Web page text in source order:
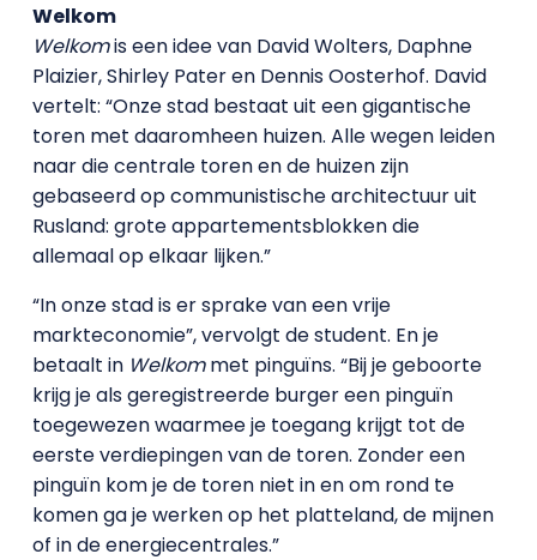
Welkom
Welkomis een idee van David Wolters, Daphne
Plaizier, Shirley Pater en Dennis Oosterhof. David
vertelt: “Onze stad bestaat uit een gigantische
toren met daaromheen huizen. Alle wegen leiden
naar die centrale toren en de huizen zijn
gebaseerd op communistische architectuur uit
Rusland: grote appartementsblokken die
allemaal op elkaar lijken.”
“In onze stad is er sprake van een vrije
markteconomie”, vervolgt de student. En je
betaalt in Welkommet pinguïns. “Bij je geboorte
krijg je als geregistreerde burger een pinguïn
toegewezen waarmee je toegang krijgt tot de
eerste verdiepingen van de toren. Zonder een
pinguïn kom je de toren niet in en om rond te
komen ga je werken op het platteland, de mijnen
of in de energiecentrales.”